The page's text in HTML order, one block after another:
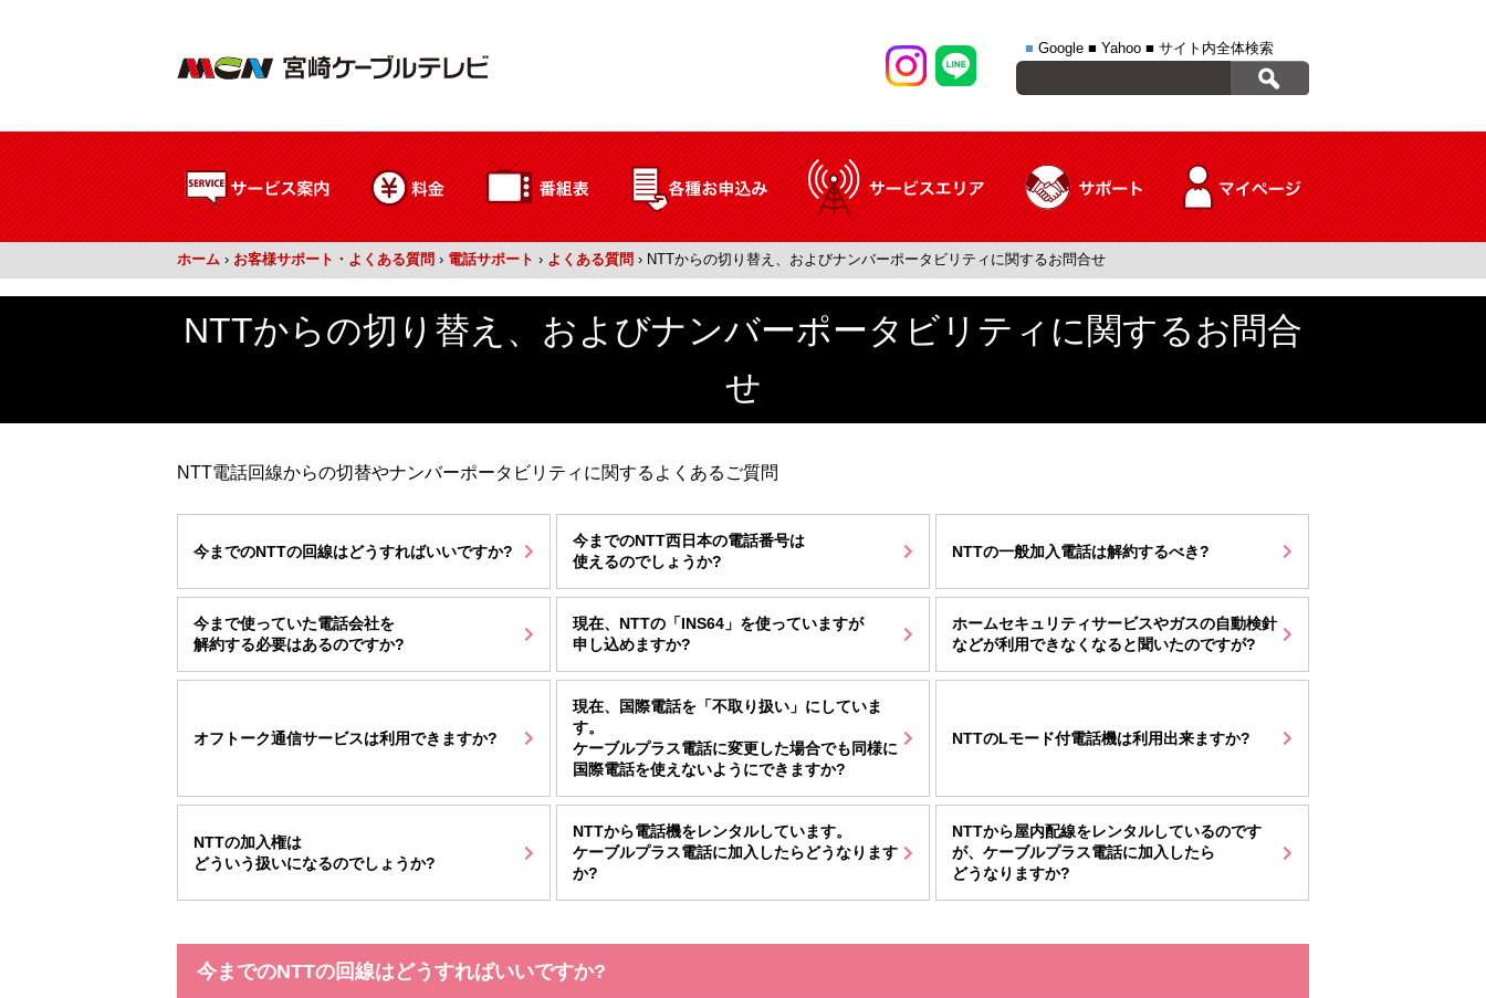
■ Google ■ Yahoo ■ サイト内全体検索
ホーム › お客様サポート・よくある質問 › 電話サポート › よくある質問 › NTTからの切り替え、およびナンバーポータビリティに関するお問合せ
NTTからの切り替え、およびナンバーポータビリティに関するお問合
せ
NTT電話回線からの切替やナンバーポータビリティに関するよくあるご質問
今までのNTTの回線はどうすればいいですか?
今までのNTT西日本の電話番号は
使えるのでしょうか?
NTTの一般加入電話は解約するべき?
今まで使っていた電話会社を
解約する必要はあるのですか?
現在、NTTの「INS64」を使っていますが
申し込めますか?
ホームセキュリティサービスやガスの自動検針
などが利用できなくなると聞いたのですが?
オフトーク通信サービスは利用できますか?
現在、国際電話を「不取り扱い」にしていま
す。
ケーブルプラス電話に変更した場合でも同様に
国際電話を使えないようにできますか?
NTTのLモード付電話機は利用出来ますか?
NTTの加入権は
どういう扱いになるのでしょうか?
NTTから電話機をレンタルしています。
ケーブルプラス電話に加入したらどうなります
か?
NTTから屋内配線をレンタルしているのです
が、ケーブルプラス電話に加入したら
どうなりますか?
今までのNTTの回線はどうすればいいですか?